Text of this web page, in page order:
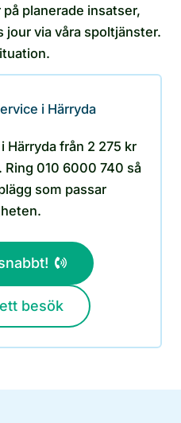
planerade insatser,
jour via våra spoltjänster.
i Härryda
Härryda från 2 275 kr
010 6000 740 så
som passar
besök